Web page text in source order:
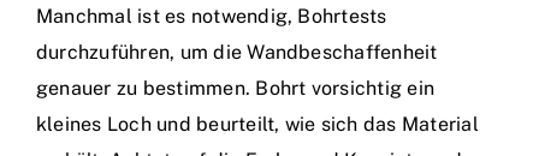
Manchmal ist es notwendig, Bohrtests
durchzuführen, um die Wandbeschaffenheit
genauer zu bestimmen. Bohrt vorsichtig ein
kleines Loch und beurteilt, wie sich das Material